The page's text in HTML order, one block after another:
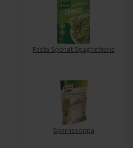
Pasta Spenat Spaghetteria
Sparrissoppa